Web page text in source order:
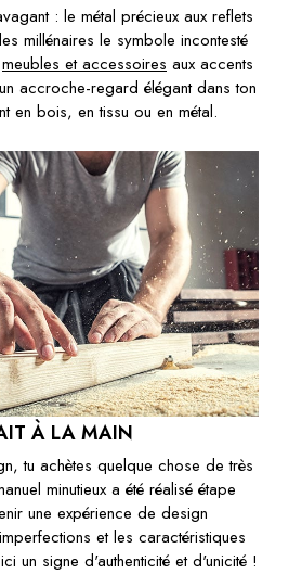
au panier
DIAMOND 70CM BLANC
€399.00
Sous-total:
€399.00
: le métal précieux aux reflets
millénaires le symbole incontesté
meubles et accessoires aux accents
accroche-regard élégant dans ton
en bois, en tissu ou en métal.
À LA MAIN
tu achètes quelque chose de très
minutieux a été réalisé étape
une expérience de design
et les caractéristiques
un signe d'authenticité et d'unicité !